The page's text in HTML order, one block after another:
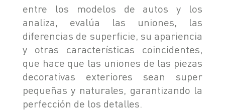
entre los modelos de autos y los
analiza, evalúa las uniones, las
diferencias de superficie, su apariencia
y otras características coincidentes,
que hace que las uniones de las piezas
decorativas exteriores sean super
pequeñas y naturales, garantizando la
perfección de los detalles.